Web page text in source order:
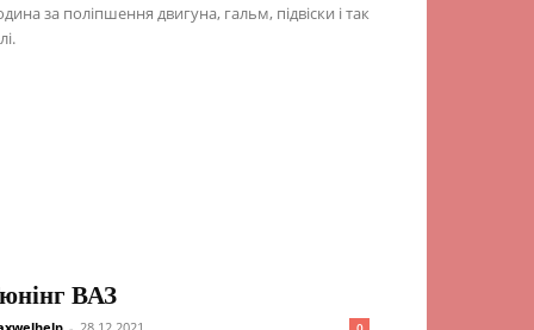
за поліпшення двигуна, гальм, підвіски і так
ВАЗ